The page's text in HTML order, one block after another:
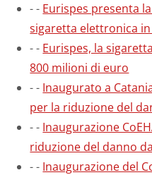
-- Eurispes presenta
sigaretta elettronica
-- Eurispes, la
800 milioni di euro
-- Inaugurato a
per la riduzione del
-- Inaugurazione
riduzione del danno
-- Inaugurazione del